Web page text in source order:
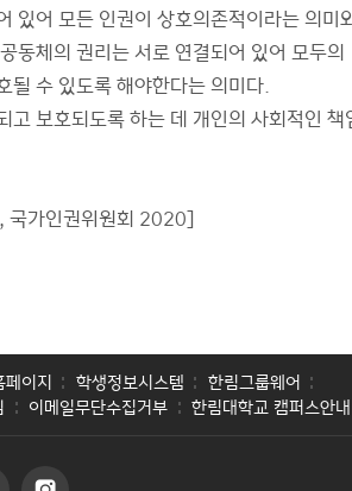
있어 모든 인권이 상호의존적이라는 의미
동체의 권리는 서로 연결되어 있어 모두의
될 수 있도록 해야한다는 의미다.
고 보호되도록 하는 데 개인의 사회적인 책
국가인권위원회 2020]
페이지 학생정보시스템
한림그룹웨어
이메일무단수집거부 한림대학교 캠퍼스안내